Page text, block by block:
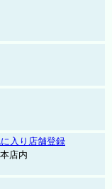
入り店舗登録
店内